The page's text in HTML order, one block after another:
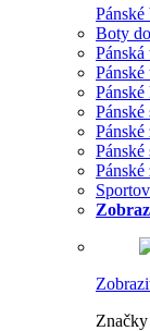
Pánské
Boty
Pánské
Pánské
Značky